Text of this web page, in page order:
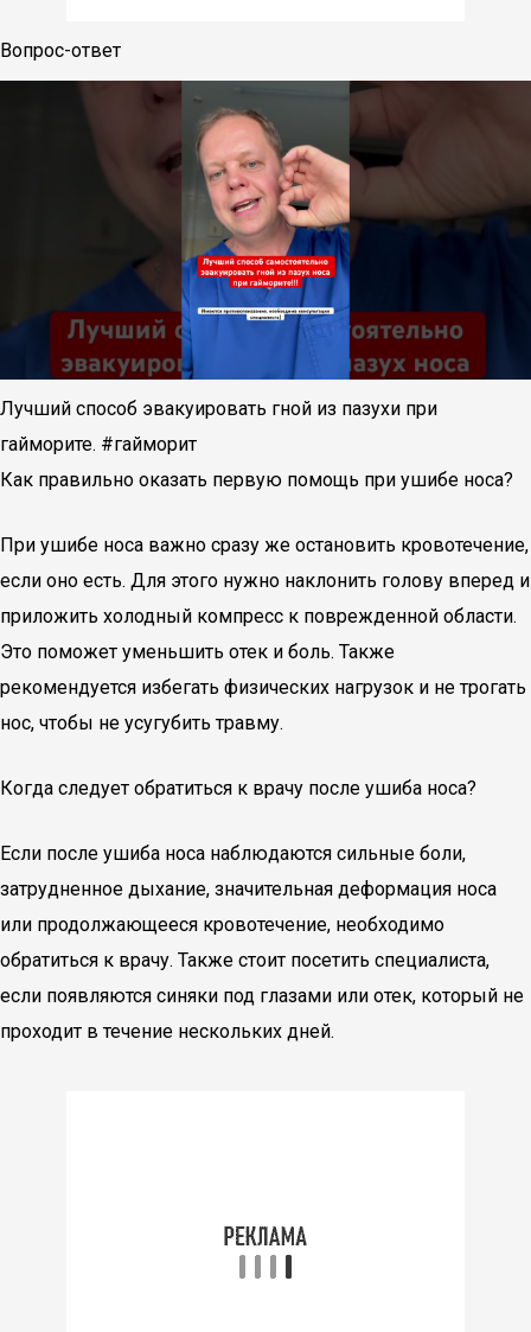
Вопрос-ответ
Лучший способ эвакуировать гной из пазухи при
гайморите. #гайморит
Как правильно оказать первую помощь при ушибе носа?
При ушибе носа важно сразу же остановить кровотечение,
если оно есть. Для этого нужно наклонить голову вперед и
приложить холодный компресс к поврежденной области.
Это поможет уменьшить отек и боль. Также
рекомендуется избегать физических нагрузок и не трогать
нос, чтобы не усугубить травму.
Когда следует обратиться к врачу после ушиба носа?
Если после ушиба носа наблюдаются сильные боли,
затрудненное дыхание, значительная деформация носа
или продолжающееся кровотечение, необходимо
обратиться к врачу. Также стоит посетить специалиста,
если появляются синяки под глазами или отек, который не
проходит в течение нескольких дней.